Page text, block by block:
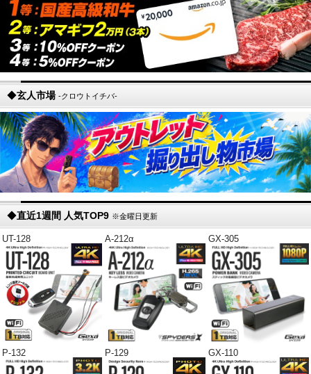
◆玄人市場 -クロウトイチバ-
◆直近1週間 人気TOP9 ※金曜日更新
UT-128 A-212α GX-305
P-132 P-129 GX-110